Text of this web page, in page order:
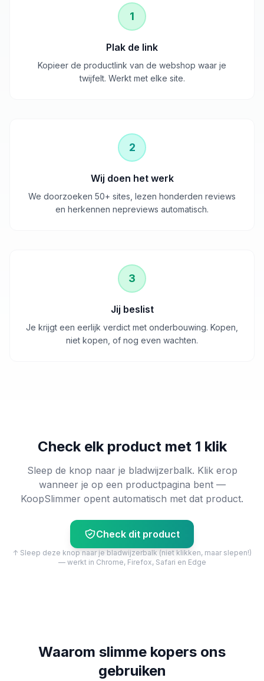
1
Plak de link
Kopieer de productlink van de webshop waar je
twijfelt. Werkt met elke site.
2
Wij doen het werk
We doorzoeken 50+ sites, lezen honderden reviews
en herkennen nepreviews automatisch.
3
Jij beslist
Je krijgt een eerlijk verdict met onderbouwing. Kopen,
niet kopen, of nog even wachten.
Check elk product met 1 klik
Sleep de knop naar je bladwijzerbalk. Klik erop
wanneer je op een productpagina bent —
KoopSlimmer opent automatisch met dat product.
Check dit product
↑ Sleep deze knop naar je bladwijzerbalk (niet klikken, maar slepen!)
— werkt in Chrome, Firefox, Safari en Edge
Waarom slimme kopers ons
gebruiken